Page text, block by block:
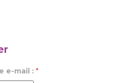
e-mail : *